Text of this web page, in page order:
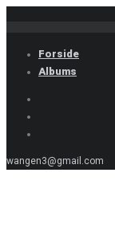
Forside
Albums
wangen3@gmail.com